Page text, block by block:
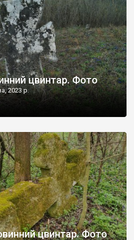
цвинтар. Фото
2023 р.
цвинтар. Фото